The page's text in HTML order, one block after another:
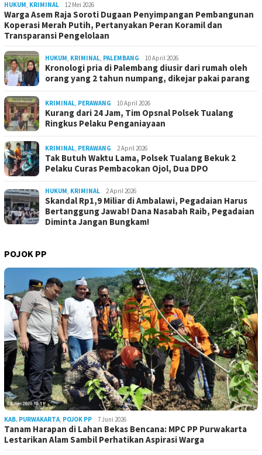
HUKUM, KRIMINAL 12 Mei 2026
Warga Asem Raja Soroti Dugaan Penyimpangan Pembangunan
Koperasi Merah Putih, Pertanyakan Peran Koramil dan
Transparansi Pengelolaan
HUKUM, KRIMINAL, PALEMBANG 10 April 2026
Kronologi pria di Palembang diusir dari rumah oleh
orang yang 2 tahun numpang, dikejar pakai parang
KRIMINAL, PERAWANG 10 April 2026
Kurang dari 24 Jam, Tim Opsnal Polsek Tualang
Ringkus Pelaku Penganiayaan
KRIMINAL, PERAWANG 2 April 2026
Tak Butuh Waktu Lama, Polsek Tualang Bekuk 2
Pelaku Curas Pembacokan Ojol, Dua DPO
HUKUM, KRIMINAL 2 April 2026
Skandal Rp1,9 Miliar di Ambalawi, Pegadaian Harus
Bertanggung Jawab! Dana Nasabah Raib, Pegadaian
Diminta Jangan Bungkam!
POJOK PP
KAB. PURWAKARTA, POJOK PP 7 Juni 2026
Tanam Harapan di Lahan Bekas Bencana: MPC PP Purwakarta
Lestarikan Alam Sambil Perhatikan Aspirasi Warga